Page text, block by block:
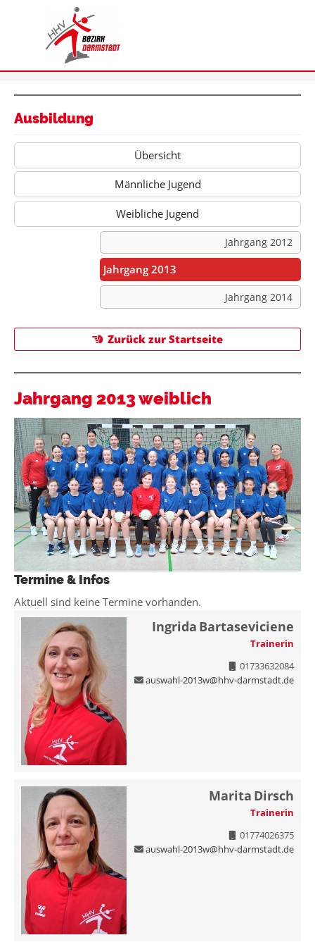
Ausbildung
Übersicht
Männliche Jugend
Weibliche Jugend
Jahrgang 2012
Jahrgang 2013
Jahrgang 2014
Zurück zur Startseite
Jahrgang 2013 weiblich
Termine & Infos
Aktuell sind keine Termine vorhanden.
Ingrida Bartaseviciene
Trainerin
01733632084
auswahl-2013w@hhv-darmstadt.de
Marita Dirsch
Trainerin
01774026375
auswahl-2013w@hhv-darmstadt.de